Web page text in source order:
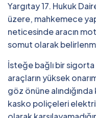
Yargıtay 17. Hukuk
üzere, mahkemece
neticesinde aracın
somut olarak
İsteğe bağlı bir
araçların yüksek
göz önüne
kasko poliçeleri